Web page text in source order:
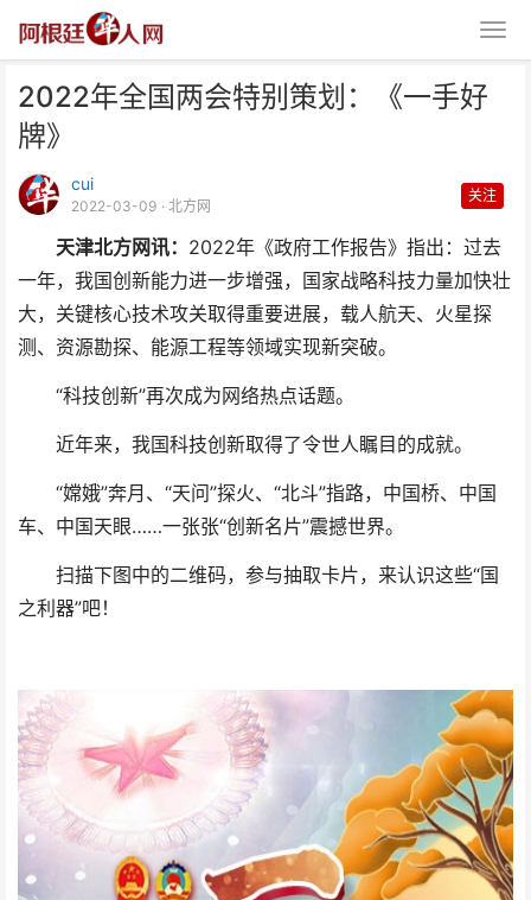
2022年全国两会特别策划：《一手好
牌》
cui
2022-03-09 · 北方网
关注
天津北方网讯： 2022年《政府工作报告》指出：过去
一年，我国创新能力进一步增强，国家战略科技力量加快壮
大，关键核心技术攻关取得重要进展，载人航天、火星探
测、资源勘探、能源工程等领域实现新突破。
“科技创新”再次成为网络热点话题。
近年来，我国科技创新取得了令世人瞩目的成就。
“嫦娥”奔月、“天问”探火、“北斗”指路，中国桥、中国
车、中国天眼……一张张“创新名片”震撼世界。
扫描下图中的二维码，参与抽取卡片，来认识这些“国
之利器”吧！
2022年全国两会特别策划：《一
手好牌》